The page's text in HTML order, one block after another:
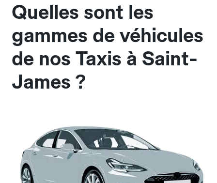
Quelles sont les
gammes de véhicules
de nos Taxis à Saint-
James ?